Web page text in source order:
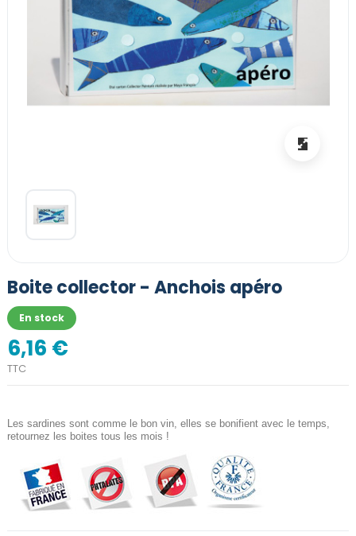
Boite collector - Anchois apéro
En stock
6,16 €
TTC
Les sardines sont comme le bon vin, elles se bonifient avec le temps,
retournez les boites tous les mois !